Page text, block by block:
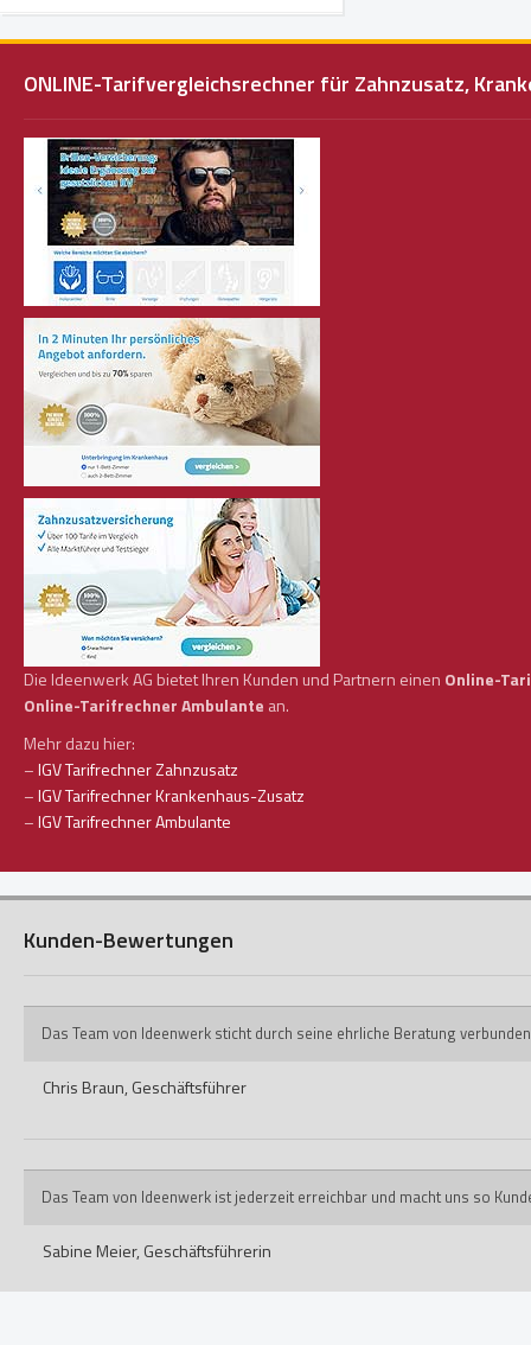
ONLINE-Tarifvergleichsrechner für Zahnzusatz,
Die Ideenwerk AG bietet Ihren Kunden und Partnern einen Online-
Online-Tarifrechner Ambulante an.
Mehr dazu hier:
–IGV Tarifrechner Zahnzusatz
–IGV Tarifrechner Krankenhaus-Zusatz
–IGV Tarifrechner Ambulante
Kunden-Bewertungen
Das Team von Ideenwerk sticht durch seine ehrliche Beratung
Chris Braun, Geschäftsführer
Das Team von Ideenwerk ist jederzeit erreichbar und macht uns so
Sabine Meier, Geschäftsführerin